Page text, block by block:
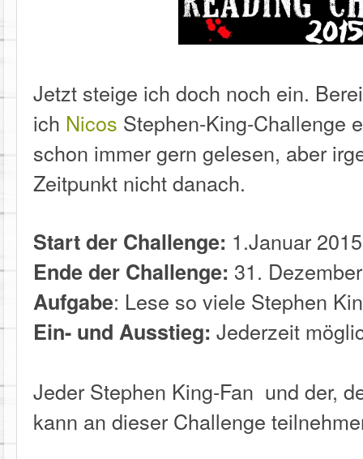
Jetzt steige ich doch noch ein.
ich Nicos Stephen-King-Challenge
schon immer gern gelesen, aber
Zeitpunkt nicht danach.
Start der Challenge: 1.Januar 2015
Ende der Challenge: 31.
Aufgabe: Lese so viele Stephen
Ein- und Ausstieg: Jederzeit
Jeder Stephen King-Fan und der,
kann an dieser Challenge